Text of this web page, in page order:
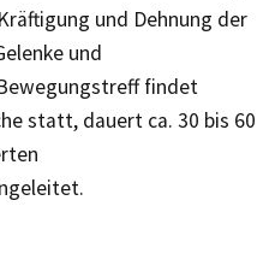
und Dehnung der
und
findet
statt, dauert ca. 30 bis 60